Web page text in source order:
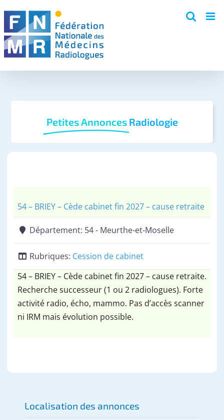
content
Petites Annonces Radiologie
54 – BRIEY – Cède cabinet fin 2027 – cause retraite
Département: 54 - Meurthe-et-Moselle
Rubriques: Cession de cabinet
54 – BRIEY – Cède cabinet fin 2027 – cause retraite.
Recherche successeur (1 ou 2 radiologues). Forte
activité radio, écho, mammo. Pas d’accès scanner
ni IRM mais évolution possible.
Localisation des annonces